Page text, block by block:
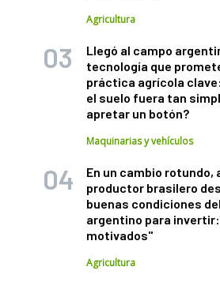
Agricultura
Llegó al campo
tecnología que
práctica agrícola
el suelo fuera tan
apretar un botón?
Maquinarias y vehículos
En un cambio rotundo,
productor brasilero
buenas condiciones
argentino para
motivados"
Agricultura